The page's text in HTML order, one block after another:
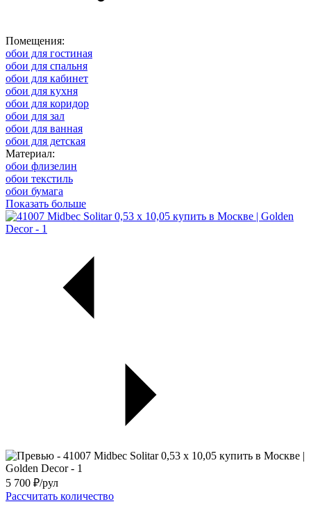
Помещения:
обои для гостиная
обои для спальня
обои для кабинет
обои для кухня
обои для коридор
обои для зал
обои для ванная
обои для детская
Материал:
обои флизелин
обои текстиль
обои бумага
Показать больше
5 700 ₽/рул
Рассчитать количество